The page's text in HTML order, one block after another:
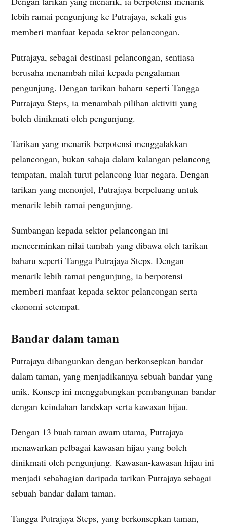
lebih ramai pengunjung ke Putrajaya, sekali gus
memberi manfaat kepada sektor pelancongan.
Putrajaya, sebagai destinasi pelancongan, sentiasa
berusaha menambah nilai kepada pengalaman
pengunjung. Dengan tarikan baharu seperti Tangga
Putrajaya Steps, ia menambah pilihan aktiviti yang
boleh dinikmati oleh pengunjung.
Tarikan yang menarik berpotensi menggalakkan
pelancongan, bukan sahaja dalam kalangan pelancong
tempatan, malah turut pelancong luar negara. Dengan
tarikan yang menonjol, Putrajaya berpeluang untuk
menarik lebih ramai pengunjung.
Sumbangan kepada sektor pelancongan ini
mencerminkan nilai tambah yang dibawa oleh tarikan
baharu seperti Tangga Putrajaya Steps. Dengan
menarik lebih ramai pengunjung, ia berpotensi
memberi manfaat kepada sektor pelancongan serta
ekonomi setempat.
Bandar dalam taman
Putrajaya dibangunkan dengan berkonsepkan bandar
dalam taman, yang menjadikannya sebuah bandar yang
unik. Konsep ini menggabungkan pembangunan bandar
dengan keindahan landskap serta kawasan hijau.
Dengan 13 buah taman awam utama, Putrajaya
menawarkan pelbagai kawasan hijau yang boleh
dinikmati oleh pengunjung. Kawasan-kawasan hijau ini
menjadi sebahagian daripada tarikan Putrajaya sebagai
sebuah bandar dalam taman.
Tangga Putrajaya Steps, yang berkonsepkan taman,